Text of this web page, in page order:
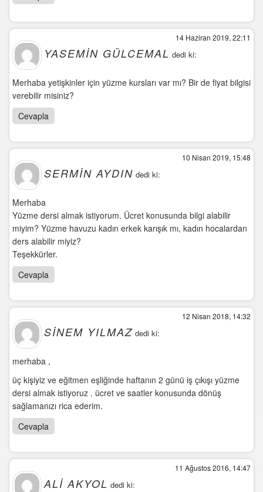
YASEMIN GÜLCEMAL dedi ki:
14 Haziran 2019, 22:11
Merhaba yetişkinler için yüzme kursları var mı? Bir de fiyat bilgisi
verebilir misiniz?
Cevapla
SERMIN AYDIN dedi ki:
10 Nisan 2019, 15:48
Merhaba
Yüzme dersi almak istiyorum. Ücret konusunda bilgi alabilir
miyim? Yüzme havuzu kadın erkek karışık mı, kadın hocalardan
ders alabilir miyiz?
Teşekkürler.
Cevapla
SINEM YILMAZ dedi ki:
12 Nisan 2018, 14:32
merhaba ,
üç kişiyiz ve eğitmen eşliğinde haftanın 2 günü iş çıkışı yüzme
dersi almak istiyoruz . ücret ve saatler konusunda dönüş
sağlamanızı rica ederim.
Cevapla
ALİ AKYOL dedi ki:
11 Ağustos 2016, 14:47